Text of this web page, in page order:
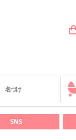
名づけ
SNS